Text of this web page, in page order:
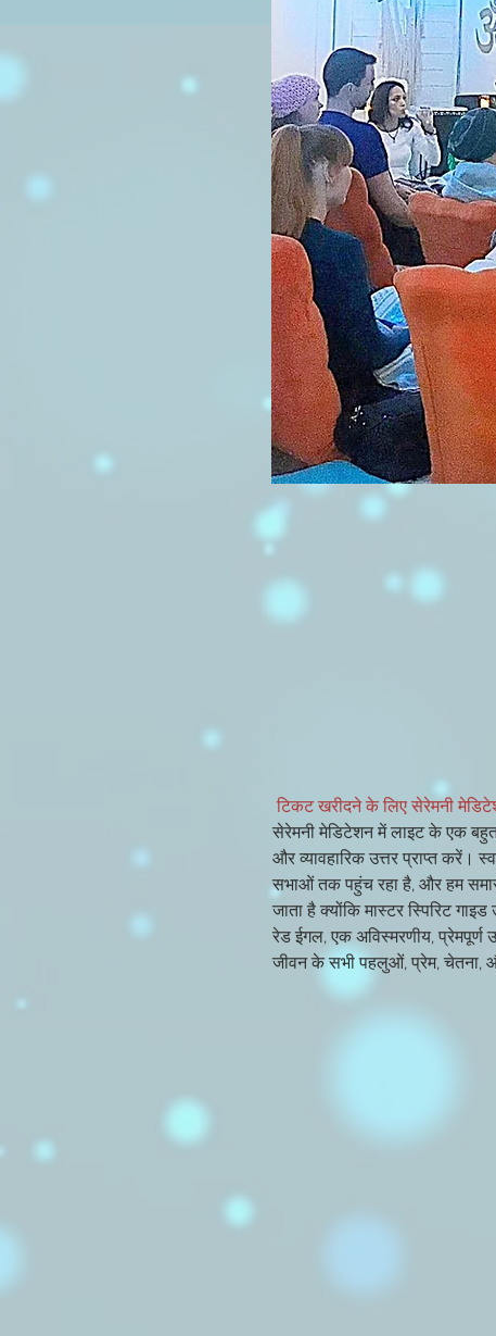
टिकट खरीदने के लिए सेरेमनी
सेरेमनी मेडिटेशन में लाइट के एक
और व्यावहारिक उत्तर प्राप्त
सभाओं तक पहुंच रहा है, और हम
जाता है क्योंकि मास्टर स्पिरिट
रेड ईगल, एक अविस्मरणीय,
जीवन के सभी पहलुओं, प्रेम, चेतना,